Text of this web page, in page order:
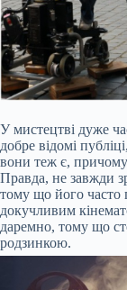
У мистецтві дуже
добре відомі
вони теж є,
Правда, не завжди
тому що його часто
докучливим
даремно, тому що
родзинкою.